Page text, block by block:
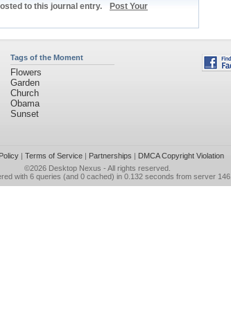
to this journal entry.
Post Your
Tags of the Moment
Flowers
Garden
Church
Obama
Sunset
| Terms of Service| Partnerships | DMCA Copyright Violation
©2026 Desktop Nexus - All rights reserved.
with 6 queries (and 0 cached) in 0.132 seconds from server 146.